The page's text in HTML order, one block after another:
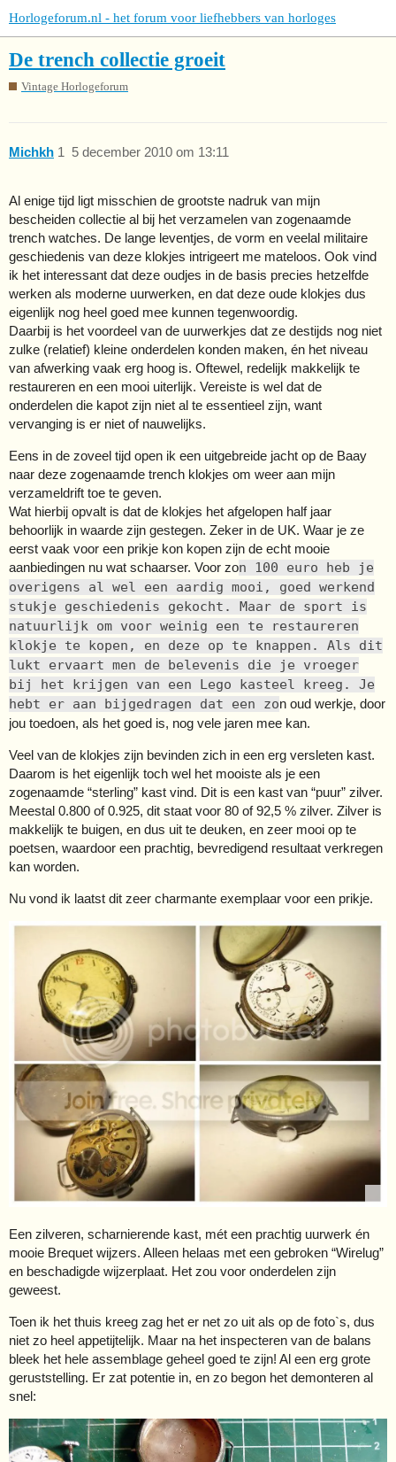
Horlogeforum.nl - het forum voor liefhebbers van horloges
De trench collectie groeit
Vintage Horlogeforum
Michkh 5 december 2010 om 13:11
1
Al enige tijd ligt misschien de grootste nadruk van mijn
bescheiden collectie al bij het verzamelen van zogenaamde
trench watches. De lange leventjes, de vorm en veelal militaire
geschiedenis van deze klokjes intrigeert me mateloos. Ook vind
ik het interessant dat deze oudjes in de basis precies hetzelfde
werken als moderne uurwerken, en dat deze oude klokjes dus
eigenlijk nog heel goed mee kunnen tegenwoordig.
Daarbij is het voordeel van de uurwerkjes dat ze destijds nog niet
zulke (relatief) kleine onderdelen konden maken, én het niveau
van afwerking vaak erg hoog is. Oftewel, redelijk makkelijk te
restaureren en een mooi uiterlijk. Vereiste is wel dat de
onderdelen die kapot zijn niet al te essentieel zijn, want
vervanging is er niet of nauwelijks.
Eens in de zoveel tijd open ik een uitgebreide jacht op de Baay
naar deze zogenaamde trench klokjes om weer aan mijn
verzameldrift toe te geven.
Wat hierbij opvalt is dat de klokjes het afgelopen half jaar
behoorlijk in waarde zijn gestegen. Zeker in de UK. Waar je ze
eerst vaak voor een prikje kon kopen zijn de echt mooie
aanbiedingen nu wat schaarser. Voor zon 100 euro heb je
overigens al wel een aardig mooi, goed werkend
stukje geschiedenis gekocht. Maar de sport is
natuurlijk om voor weinig een te restaureren
klokje te kopen, en deze op te knappen. Als dit
lukt ervaart men de belevenis die je vroeger
bij het krijgen van een Lego kasteel kreeg. Je
hebt er aan bijgedragen dat een zon oud werkje, door
jou toedoen, als het goed is, nog vele jaren mee kan.
Veel van de klokjes zijn bevinden zich in een erg versleten kast.
Daarom is het eigenlijk toch wel het mooiste als je een
zogenaamde “sterling” kast vind. Dit is een kast van “puur” zilver.
Meestal 0.800 of 0.925, dit staat voor 80 of 92,5 % zilver. Zilver is
makkelijk te buigen, en dus uit te deuken, en zeer mooi op te
poetsen, waardoor een prachtig, bevredigend resultaat verkregen
kan worden.
Nu vond ik laatst dit zeer charmante exemplaar voor een prikje.
Een zilveren, scharnierende kast, mét een prachtig uurwerk én
mooie Brequet wijzers. Alleen helaas met een gebroken “Wirelug”
en beschadigde wijzerplaat. Het zou voor onderdelen zijn
geweest.
Toen ik het thuis kreeg zag het er net zo uit als op de foto`s, dus
niet zo heel appetijtelijk. Maar na het inspecteren van de balans
bleek het hele assemblage geheel goed te zijn! Al een erg grote
geruststelling. Er zat potentie in, en zo begon het demonteren al
snel: